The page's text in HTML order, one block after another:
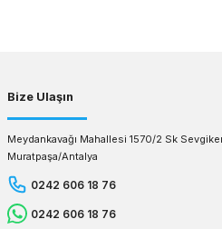
Bize Ulaşın
Meydankavağı Mahallesi 1570/2 Sk
Muratpaşa/Antalya
0242 606 18 76
0242 606 18 76